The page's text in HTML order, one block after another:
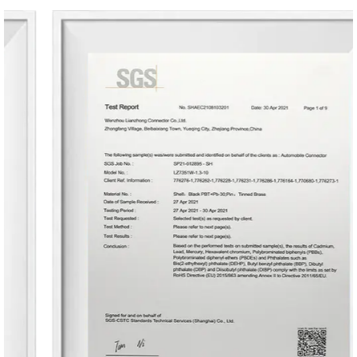
avanzadas técnicas de producción y a las
garantizamos un alto nivel de precisión y
fiabilidad, infundiendo confianza a nuestros
clientes en cuanto al rendimiento y la
longevidad de nuestros terminales.
Opciones de personalización
Reconociendo las diversas necesidades de
nuestros clientes, ofrecemos opciones de
personalización para terminales de pines de